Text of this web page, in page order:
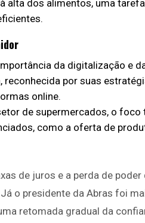
alta dos alimentos, uma
da digitalização e
reconhecida por suas
online.
de supermercados, o
como a oferta de
de juros e a perda de
o presidente da Abras foi
retomada gradual da